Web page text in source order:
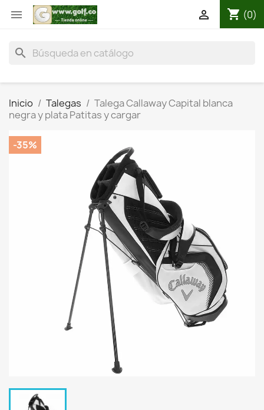
 shopping_cart (0)

search
Inicio Talegas
Talega Callaway Capital blanca
negra y plata Patitas y cargar
-35%